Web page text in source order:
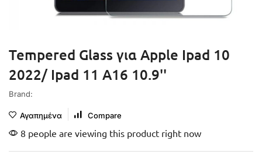
Tempered Glass για Apple Ipad 10
2022/ Ipad 11 A16 10.9''
Brand:
Αγαπημένα Compare
8 people are viewing this product right now